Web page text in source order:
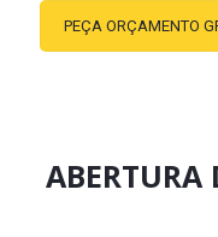
PEÇA ORÇAMENTO
ABERTURA